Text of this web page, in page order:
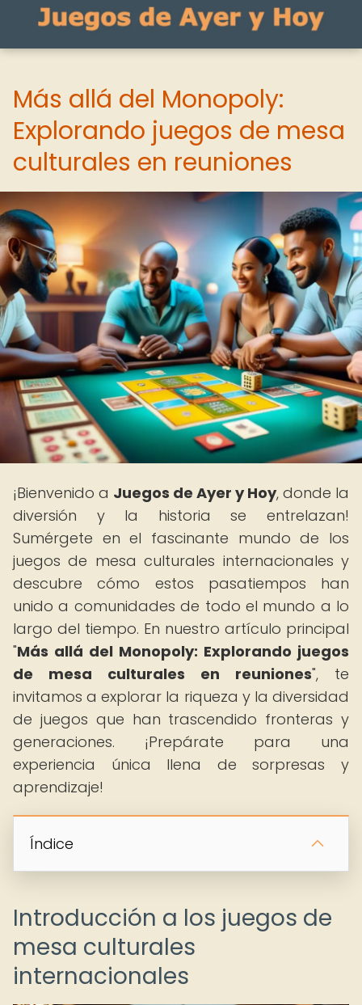
Más allá del Monopoly:
Explorando juegos de mesa
culturales en reuniones
¡Bienvenido a Juegos de Ayer y Hoy, donde la
diversión y la historia se entrelazan!
Sumérgete en el fascinante mundo de los
juegos de mesa culturales internacionales y
descubre cómo estos pasatiempos han
unido a comunidades de todo el mundo a lo
largo del tiempo. En nuestro artículo principal
"Más allá del Monopoly: Explorando juegos
de mesa culturales en reuniones", te
invitamos a explorar la riqueza y la diversidad
de juegos que han trascendido fronteras y
generaciones. ¡Prepárate para una
experiencia única llena de sorpresas y
aprendizaje!
Índice
Introducción a los juegos de
mesa culturales
internacionales